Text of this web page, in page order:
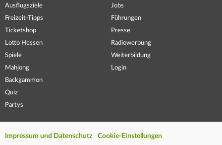
Ausflugsziele
Freizeit-Tipps
Ticketshop
Lotto Hessen
Spiele
Mahjong
Backgammon
Quiz
Partys
Jobs
Führungen
Presse
Radiowerbung
Weiterbildung
Login
Impressum und Datenschutz Cookie-Einstellungen